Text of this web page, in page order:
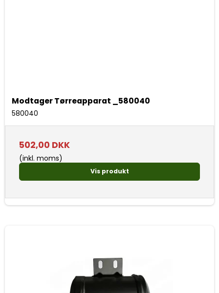
Modtager Tørreapparat _580040
580040
502,00 DKK
(inkl. moms)
Vis produkt